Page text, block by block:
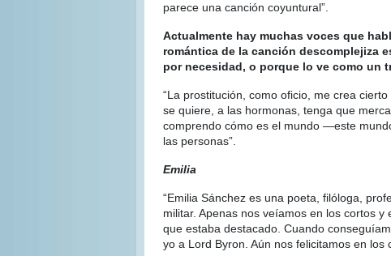
parece una canción coyuntural”.
Actualmente hay muchas voces que
romántica de la canción descomplejiza
por necesidad, o porque lo ve como un
“La prostitución, como oficio, me crea
se quiere, a las hormonas, tenga que
comprendo cómo es el mundo —este
las personas”.
Emilia
“Emilia Sánchez es una poeta, filóloga,
militar. Apenas nos veíamos en los cortos
que estaba destacado. Cuando
yo a Lord Byron. Aún nos felicitamos en los